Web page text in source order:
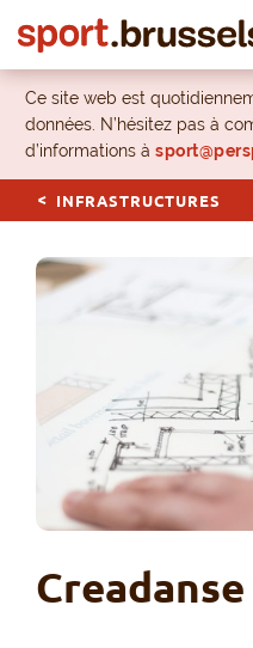
Ce site web est
données. N’hésitez pas à
d’informations à
INFRASTRUCTURES
Creadanse